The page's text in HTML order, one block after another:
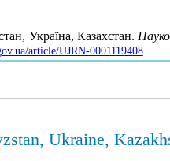
Україна, Казахстан.
article/UJRN-0001119408
Ukraine,